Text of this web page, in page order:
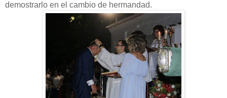
demostrarlo en el cambio de hermandad.